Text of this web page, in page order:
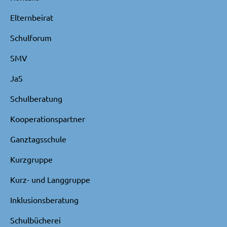
Elternbeirat
Schulforum
SMV
JaS
Schulberatung
Kooperationspartner
Ganztagsschule
Kurzgruppe
Kurz- und Langgruppe
Inklusionsberatung
Schulbücherei